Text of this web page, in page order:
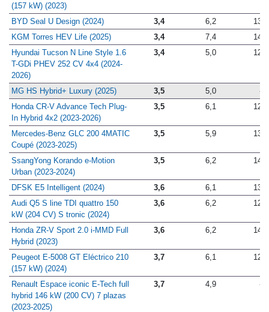
(157 kW) (2023)
BYD Seal U Design (2024) 3,4 6,2
13,5
KGM Torres HEV Life (2025)
3,4 7,4
14,6
Hyundai Tucson N Line Style 1.6
T-GDi PHEV 252 CV 4x4 (2024-
2026)
3,4 5,0 12,5
MG HS Hybrid+ Luxury (2025) 3,5 5,0
-
Honda CR-V Advance Tech Plug-
In Hybrid 4x2 (2023-2026)
3,5 6,1 12,9
Mercedes-Benz GLC 200 4MATIC
Coupé (2023-2025)
3,5 5,9 13,0
SsangYong Korando e-Motion
Urban (2023-2024)
3,5 6,2 14,4
DFSK E5 Intelligent (2024) 3,6 6,1
13,7
Audi Q5 S line TDI quattro 150
kW (204 CV) S tronic (2024)
3,6 6,2 12,6
Honda ZR-V Sport 2.0 i-MMD Full
Hybrid (2023)
3,6 6,2 14,0
Peugeot E-5008 GT Eléctrico 210
(157 kW) (2024)
3,7 6,1 12,9
Renault Espace iconic E-Tech full
hybrid 146 kW (200 CV) 7 plazas
(2023-2025)
3,7 4,9 -